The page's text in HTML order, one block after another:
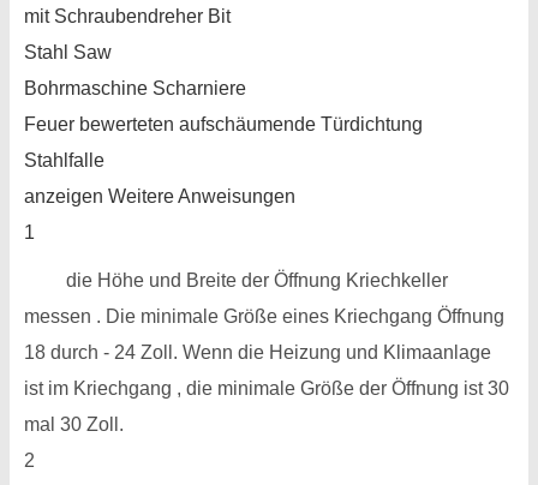
mit Schraubendreher Bit
Stahl Saw
Bohrmaschine Scharniere
Feuer bewerteten aufschäumende Türdichtung
Stahlfalle
anzeigen Weitere Anweisungen
1
die Höhe und Breite der Öffnung Kriechkeller
messen . Die minimale Größe eines Kriechgang Öffnung
18 durch - 24 Zoll. Wenn die Heizung und Klimaanlage
ist im Kriechgang , die minimale Größe der Öffnung ist 30
mal 30 Zoll.
2